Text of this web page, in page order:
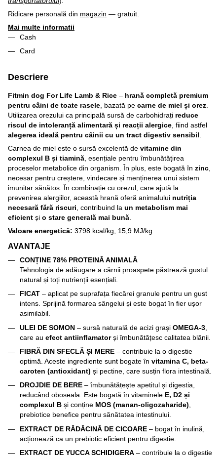
Ridicare personală din magazin — gratuit.
Mai multe informatii
Cash
Card
Descriere
Fitmin dog For Life Lamb & Rice – hrană completă premium
pentru câini de toate rasele , bazată pe carne de miel și orez
Utilizarea orezului ca principală sursă de carbohidrați reduce
riscul de intoleranță alimentară și reacții alergice , fiind astfel
alegerea ideală pentru câinii cu un tract digestiv sensibil
Carnea de miel este o sursă excelentă de vitamine din
complexul B și tiamină , esențiale pentru îmbunătățirea
proceselor metabolice din organism. În plus, este bogată în zinc
necesar pentru creștere, vindecare și menținerea unui sistem
imunitar sănătos. În combinație cu orezul, care ajută la
prevenirea alergiilor, această hrană oferă animalului nutriția
necesară fără riscuri , contribuind la un metabolism mai
eficient și o stare generală mai bună
Valoare energetică: 3798 kcal/kg, 15,9 MJ/kg
AVANTAJE
CONȚINE 78% PROTEINĂ ANIMALĂ
Tehnologia de adăugare a cărnii proaspete păstrează gustul
natural și toți nutrienții esențiali.
FICAT – aplicat pe suprafața fiecărei granule pentru un gust
intens. Sprijină formarea sângelui și este bogat în fier ușor
asimilabil.
ULEI DE SOMON – sursă naturală de acizi grași OMEGA-3
care au efect antiinflamatorși îmbunătățesc calitatea blănii.
FIBRĂ DIN SFECLĂ ȘI MERE – contribuie la o digestie
optimă. Aceste ingrediente sunt bogate în vitamina C, beta-
caroten (antioxidant) și pectine, care susțin flora intestinală.
DROJDIE DE BERE – îmbunătățește apetitul și digestia,
reducând oboseala. Este bogată în vitaminele E, D2 și
complexul B și conține MOS (manan-oligozaharide),
prebiotice benefice pentru sănătatea intestinului.
EXTRACT DE RĂDĂCINĂ DE CICOARE – bogat în inulină,
acționează ca un prebiotic eficient pentru digestie.
EXTRACT DE YUCCA SCHIDIGERA – contribuie la o digestie